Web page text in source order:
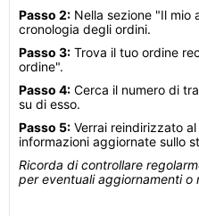
Passo 2: Nella sezione "Il mio
cronologia degli ordini.
Passo 3: Trova il tuo ordine
ordine".
Passo 4: Cerca il numero di
su di esso.
Passo 5: Verrai reindirizzato
informazioni aggiornate sullo
Ricorda di controllare
per eventuali aggiornamenti o